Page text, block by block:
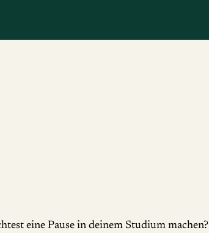
eine Pause in deinem Studium machen?